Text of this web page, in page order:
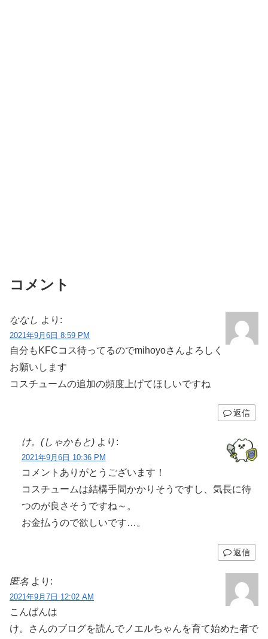
コメント
ななし より:
2021年9月6日 8:59 PM
自分もKFCコス待ってるのでmihoyoさんよろしく
お願いします
コスチュームの追加の頻度上げてほしいですね
返信
け。(しゃかもと) より:
2021年9月6日 10:36 PM
コメントありがとうございます！
コスチュームは結構手間かかりそうですし、気長に待
つのが良さそうですね～。
お金払うので欲しいです…。
返信
匿名 より:
2021年9月7日 12:02 AM
こんばんは
け。さんのブログを読んでノエルちゃんを育て始めた者で